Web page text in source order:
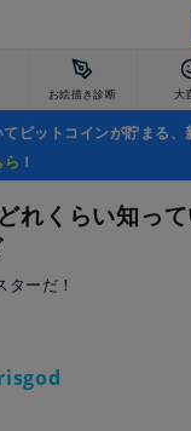
お絵描き診断 大
ビットコインが貯まる、
ら ！
れくらい知っ
ーだ！